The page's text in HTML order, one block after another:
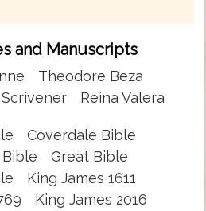
and Manuscripts
Theodore Beza
Scrivener Reina Valera
Coverdale Bible
Great Bible
King James 1611
King James 2016